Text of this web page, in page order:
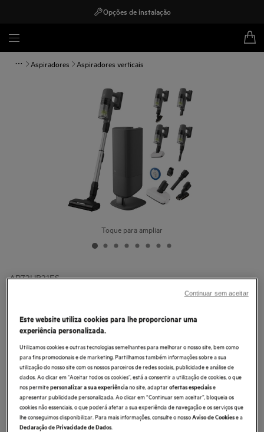
Opções de instalação
Aspiradores Aspiradores verticais
Toque para ampliar
AP72UB21ES
Aspirador vertical Série 7000 de 40
4.4 (19)
Benefícios
Potência com precisão. Limpeza mais leve. Sem contacto com a sujidade.
Leve. Potente. Sem esforço.
Mais potência, durante mais tempo*, com menos manutenção
Este website utiliza cookies para lhe proporcionar uma
experiência personalizada.
Utilizamos cookies e outras tecnologias semelhantes para melhorar o nosso site, bem como
para fins promocionais e de marketing. Partilhamos também informações sobre a sua
utilização do nosso site com os nossos parceiros de redes sociais, publicidade e análise de
dados. Ao clicar em "Aceitar todos os cookies”, está a consentir a utilização de cookies, o que
nos permitepersonalizar a sua experiênciano site, adaptarofertas especiaise
apresentar publicidade personalizada. Ao clicar em “Continuar sem aceitar”, bloqueia os
cookies não essenciais, o que poderá afetar a sua experiência de navegação e os serviços que
lhe conseguimos disponibilizar. Para mais informações, consulte o nossoAviso de Cookiese a
Declaração de Privacidade de Dados.
Continuar sem aceitar